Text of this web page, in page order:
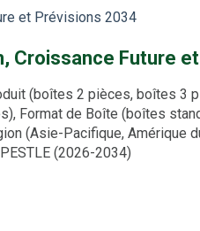
et Prévisions 2034
Croissance Future
(boîtes 2 pièces, boîtes
Format de Boîte (boîtes
(Asie-Pacifique, Amérique
(2026-2034)